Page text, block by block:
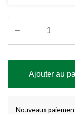
à
Ajouter au
Nouveaux